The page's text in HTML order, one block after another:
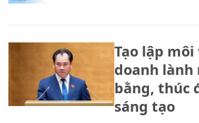
Tạo lập
doanh lành
bằng, thúc
sáng tạo